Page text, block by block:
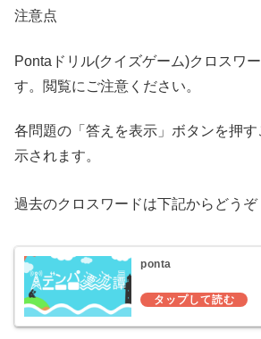
注意点
Pontaドリル(クイズゲーム)クロスワ
す。閲覧にご注意ください。
各問題の「答えを表示」ボタンを押
示されます。
過去のクロスワードは下記からどうぞ
ponta